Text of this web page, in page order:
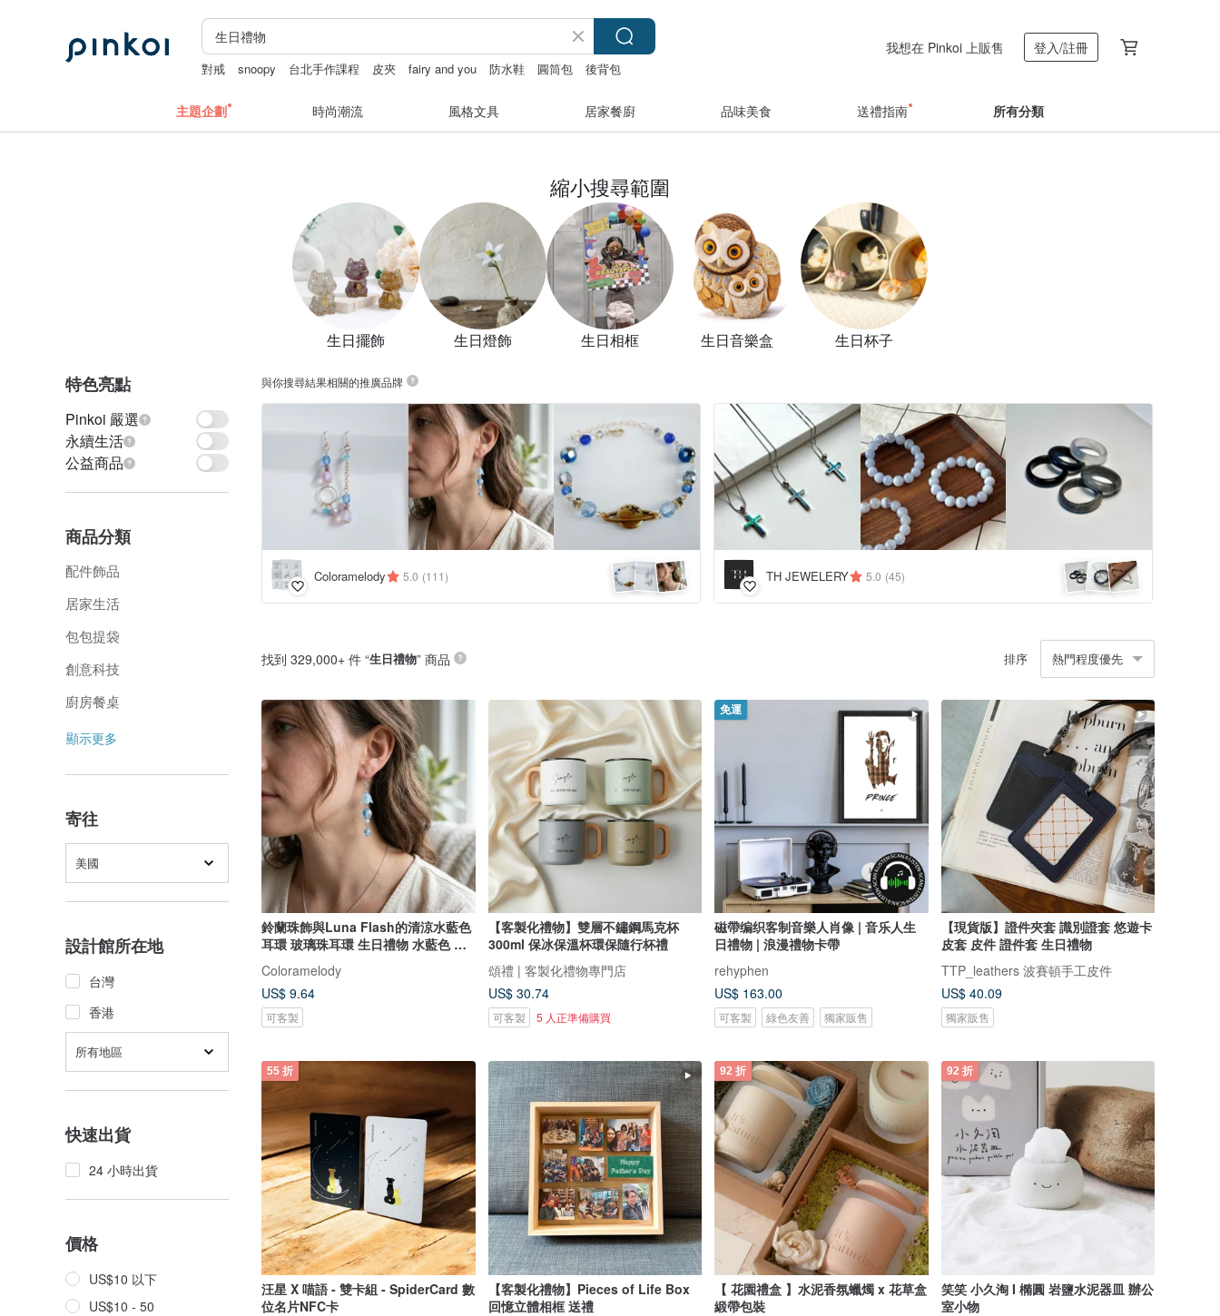
對戒 snoopy 台北手作課程 皮夾 fairy and you 防水鞋 圓筒包 後背包
我想在 Pinkoi 上販售 登入/註冊
主題企劃 時尚潮流 風格文具 居家餐廚 品味美食 送禮指南 所有分類
縮小搜尋範圍
生日擺飾 生日燈飾 生日相框 生日音樂盒 生日杯子
特色亮點
Pinkoi 嚴選
永續生活
公益商品
商品分類
配件飾品
居家生活
包包提袋
創意科技
廚房餐桌
顯示更多
寄往
美國
設計館所在地
台灣
香港
所有地區
快速出貨
24 小時出貨
價格
US$10 以下
US$10 - 50
與你搜尋結果相關的推廣品牌
Coloramelody 5.0 (111) TH JEWELERY 5.0 (45)
找到 329,000+ 件 “生日禮物” 商品 排序 熱門程度優先
鈴蘭珠飾與Luna Flash的清涼水藍色
耳環 玻璃珠耳環 生日禮物 水藍色 鈴
蘭 抗過敏耳針或耳夾更換
Coloramelody
US$ 9.64
可客製
【客製化禮物】雙層不鏽鋼馬克杯
300ml 保冰保溫杯環保隨行杯禮
頌禮 | 客製化禮物專門店
US$ 30.74
可客製 5 人正準備購買
免運
磁帶编织客制音樂人肖像 | 音乐人生
日禮物 | 浪漫禮物卡帶
rehyphen
US$ 163.00
可客製 綠色友善 獨家販售
【現貨版】證件夾套 識別證套 悠遊卡
皮套 皮件 證件套 生日禮物
TTP_leathers 波賽頓手工皮件
US$ 40.09
獨家販售
55 折
汪星 X 喵語 - 雙卡組 - SpiderCard 數
位名片NFC卡
【客製化禮物】Pieces of Life Box
回憶立體相框 送禮
92 折
【 花園禮盒 】水泥香氛蠟燭 x 花草盒
緞帶包裝
92 折
笑笑 小久淘 I 橢圓 岩鹽水泥器皿 辦公
室小物